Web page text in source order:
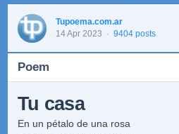
Tupoema.com.ar
14 Apr 2023 · 9404 posts
Poem
Tu casa
En un pétalo de una rosa